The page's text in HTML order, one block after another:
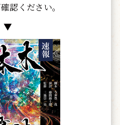
認ください。
▼